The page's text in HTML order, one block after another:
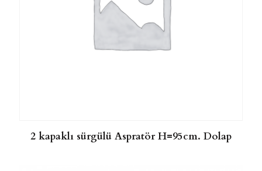
2 kapaklı sürgülü Aspratör H=95cm. Dolap